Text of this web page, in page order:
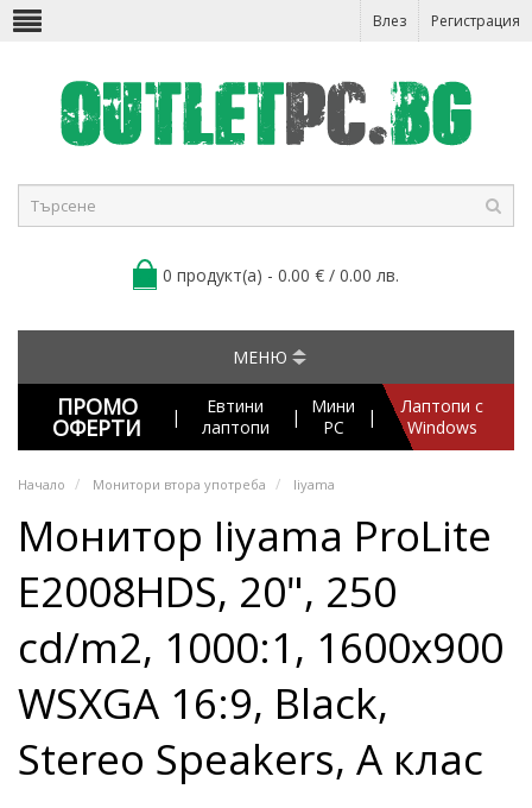
Влез Регистрация
0 продукт(а) - 0.00 € / 0.00 лв.
МЕНЮ
ПРОМО
ОФЕРТИ |
Евтини
лаптопи
|
Мини
PC
|
Лаптопи с
Windows
Начало Монитори втора употреба Iiyama
Монитор Iiyama ProLite
E2008HDS, 20", 250
cd/m2, 1000:1, 1600x900
WSXGA 16:9, Black,
Stereo Speakers, A клас